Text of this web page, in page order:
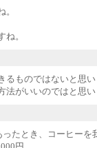
。
るものではないと思
法がいいのではと思
たとき、コーヒーを